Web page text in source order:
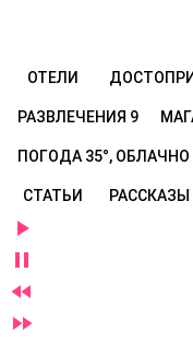
ОТЕЛИ
РАЗВЛЕЧЕНИЯ 9
ПОГОДА 35°, ОБЛАЧНО
СТАТЬИ РАССКАЗЫ



